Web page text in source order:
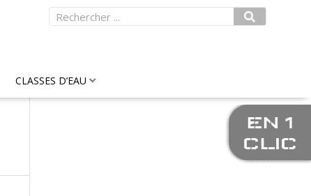
Rechercher
CLASSES D’EAU
EN 1
CLIC